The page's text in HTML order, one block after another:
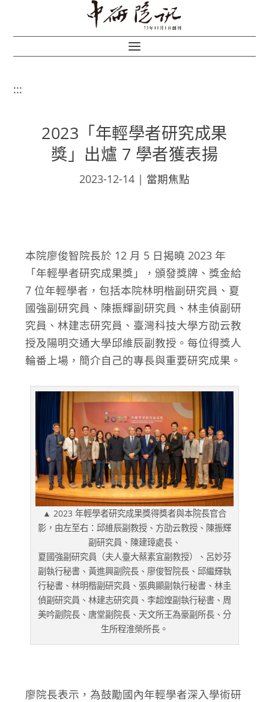
:::
2023「年輕學者研究成果
獎」出爐 7 學者獲表揚
2023-12-14 | 當期焦點
本院廖俊智院長於 12 月 5 日揭曉 2023 年
「年輕學者研究成果獎」，頒發獎牌、獎金給
7 位年輕學者，包括本院林明楷副研究員、夏
國強副研究員、陳振輝副研究員、林圭偵副研
究員、林建志研究員、臺灣科技大學方劭云教
授及陽明交通大學邱維辰副教授。每位得獎人
輪番上場，簡介自己的專長與重要研究成果。
▲ 2023 年輕學者研究成果獎得獎者與本院長官合
影，由左至右：邱維辰副教授、方劭云教授、陳振輝
副研究員、陳建璋處長、
夏國強副研究員（夫人臺大蔡素宜副教授）、呂妙芬
副執行秘書、黃進興副院長、廖俊智院長、邱繼輝執
行秘書、林明楷副研究員、張典顯副執行秘書、林圭
偵副研究員、林建志研究員、李超煌副執行秘書、周
美吟副院長、唐堂副院長、天文所王為豪副所長、分
生所程淮榮所長。
廖院長表示，為鼓勵國內年輕學者深入學術研